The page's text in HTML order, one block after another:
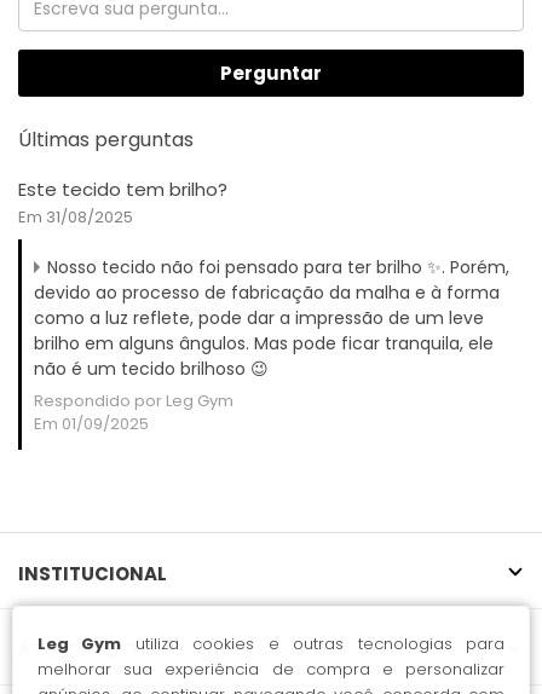
Leg Gym utiliza cookies e outras tecnologias para
melhorar sua experiência de compra e personalizar
Perguntar
Últimas perguntas
Este tecido tem brilho?
Em 31/08/2025
Nosso tecido não foi pensado para ter brilho ✨. Porém,
devido ao processo de fabricação da malha e à forma
como a luz reflete, pode dar a impressão de um leve
brilho em alguns ângulos. Mas pode ficar tranquila, ele
não é um tecido brilhoso 😉
Respondido por Leg Gym
Em 01/09/2025
INSTITUCIONAL
ATENDIMENTO